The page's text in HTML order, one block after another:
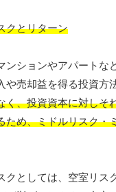
クとリターン
ンションやアパートな
や売却益を得る投資方
く、投資資本に対しそ
ため、ミドルリスク・
クとしては、空室リス